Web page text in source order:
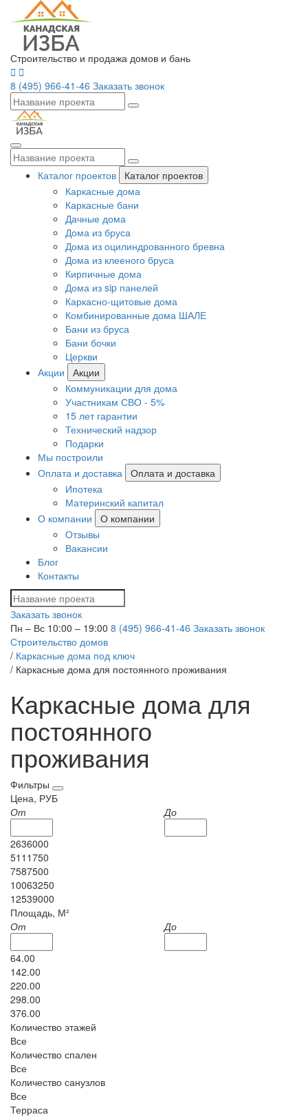
Строительство и продажа домов и бань
8 (495) 966-41-46 Заказать звонок
Каталог проектов
Каталог проектов
Каркасные дома
Каркасные бани
Дачные дома
Дома из бруса
Дома из оцилиндрованного бревна
Дома из клееного бруса
Кирпичные дома
Дома из sip панелей
Каркасно-щитовые дома
Комбинированные дома ШАЛЕ
Бани из бруса
Бани бочки
Церкви
Акции
Акции
Коммуникации для дома
Участникам СВО - 5%
15 лет гарантии
Технический надзор
Подарки
Мы построили
Оплата и доставка
Оплата и доставка
Ипотека
Материнский капитал
О компании
О компании
Отзывы
Вакансии
Блог
Контакты
Заказать звонок
Пн – Вс 10:00 – 19:00 8 (495) 966-41-46 Заказать звонок
Строительство домов
/ Каркасные дома под ключ
/ Каркасные дома для постоянного проживания
Каркасные дома для
постоянного
проживания
Фильтры
Цена, РУБ
От
До
2636000
5111750
7587500
10063250
12539000
Площадь, М²
От
До
64.00
142.00
220.00
298.00
376.00
Количество этажей
Все
Количество спален
Все
Количество санузлов
Все
Терраса